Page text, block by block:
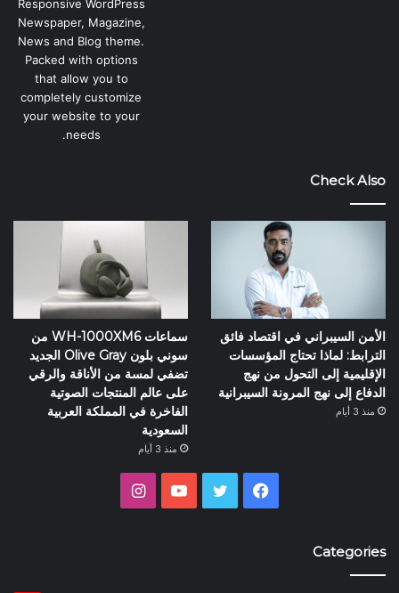
Responsive WordPress
Newspaper, Magazine,
News and Blog theme.
Packed with options
that allow you to
completely customize
your website to your
needs.
Check Also
الأمن السيبراني في اقتصاد فائق
الترابط: لماذا تحتاج المؤسسات
الإقليمية إلى التحول من نهج
الدفاع إلى نهج المرونة السيبرانية
منذ 3 أيام
سماعات WH-1000XM6 من
سوني بلون Olive Gray الجديد
تضفي لمسة من الأناقة والرقي
على عالم المنتجات الصوتية
الفاخرة في المملكة العربية
السعودية
منذ 3 أيام
فيسبوك تويتر يوتيوبانستقرام
Categories